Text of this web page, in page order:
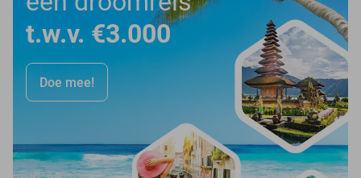
t.w.v. €3.000
Doe mee!